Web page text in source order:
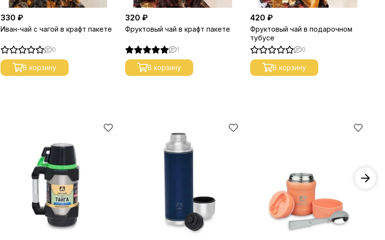
330 ₽
Иван-чай с чагой в крафт пакете
0
В корзину
320 ₽
Фруктовый чай в крафт пакете
1
В корзину
420 ₽
Фруктовый чай в подарочном
тубусе
0
В корзину